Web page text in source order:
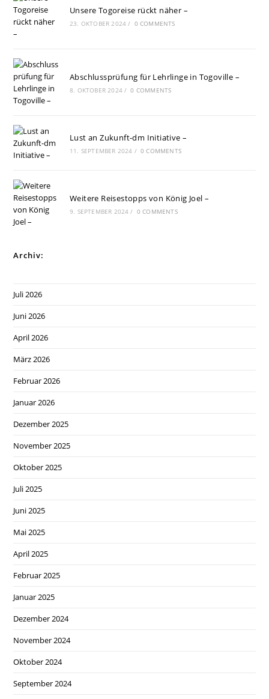
Unsere Togoreise rückt näher –
23. OKTOBER 2024 / 0 COMMENTS
Abschlussprüfung für Lehrlinge in Togoville –
8. OKTOBER 2024 / 0 COMMENTS
Lust an Zukunft-dm Initiative –
11. SEPTEMBER 2024 / 0 COMMENTS
Weitere Reisestopps von König Joel –
9. SEPTEMBER 2024 / 0 COMMENTS
Archiv:
Juli 2026
Juni 2026
April 2026
März 2026
Februar 2026
Januar 2026
Dezember 2025
November 2025
Oktober 2025
Juli 2025
Juni 2025
Mai 2025
April 2025
Februar 2025
Januar 2025
Dezember 2024
November 2024
Oktober 2024
September 2024